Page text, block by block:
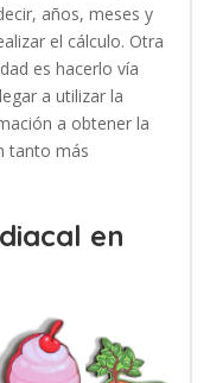
años, meses y
el cálculo. Otra
es hacerlo vía
a utilizar la
a obtener la
tanto más
en